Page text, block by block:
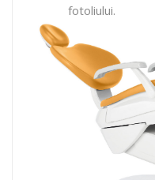
fotoliului.